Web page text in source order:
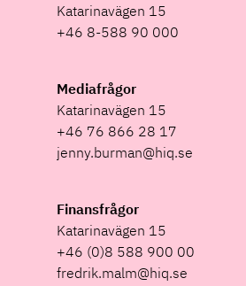
Katarinavägen 15
+46 8-588 90 000
Mediafrågor
Katarinavägen 15
+46 76 866 28 17
jenny.burman@hiq.se
Finansfrågor
Katarinavägen 15
+46 (0)8 588 900 00
fredrik.malm@hiq.se